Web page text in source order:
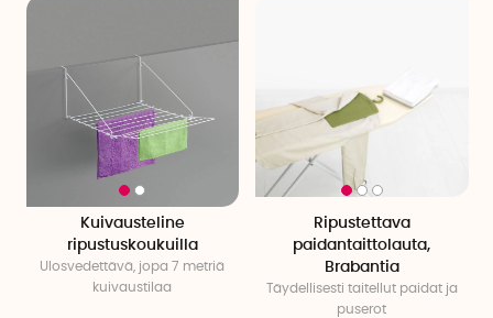
Kuivausteline
ripustuskoukuilla
Ulosvedettävä, jopa 7 metriä
kuivaustilaa
Ripustettava
paidantaittolauta,
Brabantia
Täydellisesti taitellut paidat ja
puserot